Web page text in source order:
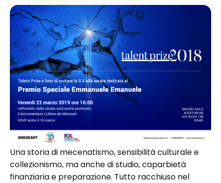
Una storia di mecenatismo, sensibilità culturale e
collezionismo, ma anche di studio, caparbietà
finanziaria e preparazione. Tutto racchiuso nel